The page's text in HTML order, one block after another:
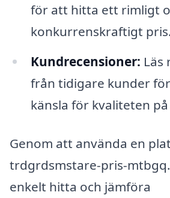
för att hitta ett rimligt
konkurrenskraftigt pris.
Kundrecensioner: Läs
från tidigare kunder
känsla för kvaliteten
Genom att använda en
trdgrdsmstare-pris-
enkelt hitta och jämföra